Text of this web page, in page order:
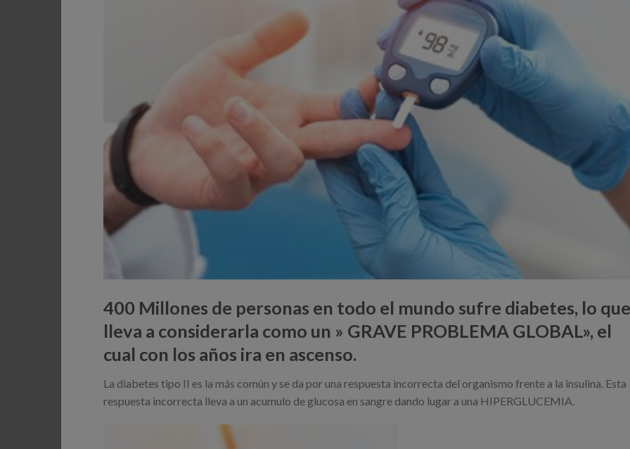
400 Millones de personas en todo el mundo sufre diabetes, lo que
lleva a considerarla como un » GRAVE PROBLEMA GLOBAL», el
cual con los años ira en ascenso.
La diabetes tipo II es la más común y se da por una respuesta incorrecta del organismo frente a la insulina. Esta
respuesta incorrecta lleva a un acumulo de glucosa en sangre dando lugar a una HIPERGLUCEMIA.